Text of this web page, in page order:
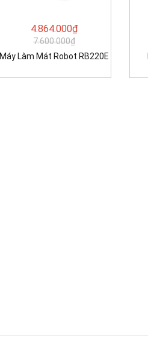
4.864.000₫
7.600.000₫
Máy Làm Mát Robot RB220E